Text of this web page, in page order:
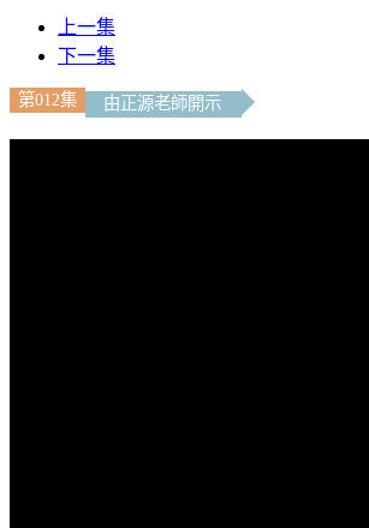
上一集
下一集
第012集 由正源老師開示